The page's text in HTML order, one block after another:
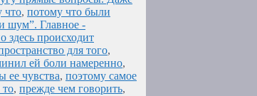
что, потому что были
шум”. Главное -
здесь происходит
для того,
ей боли намеренно,
ее чувства, поэтому самое
то, прежде чем говорить,